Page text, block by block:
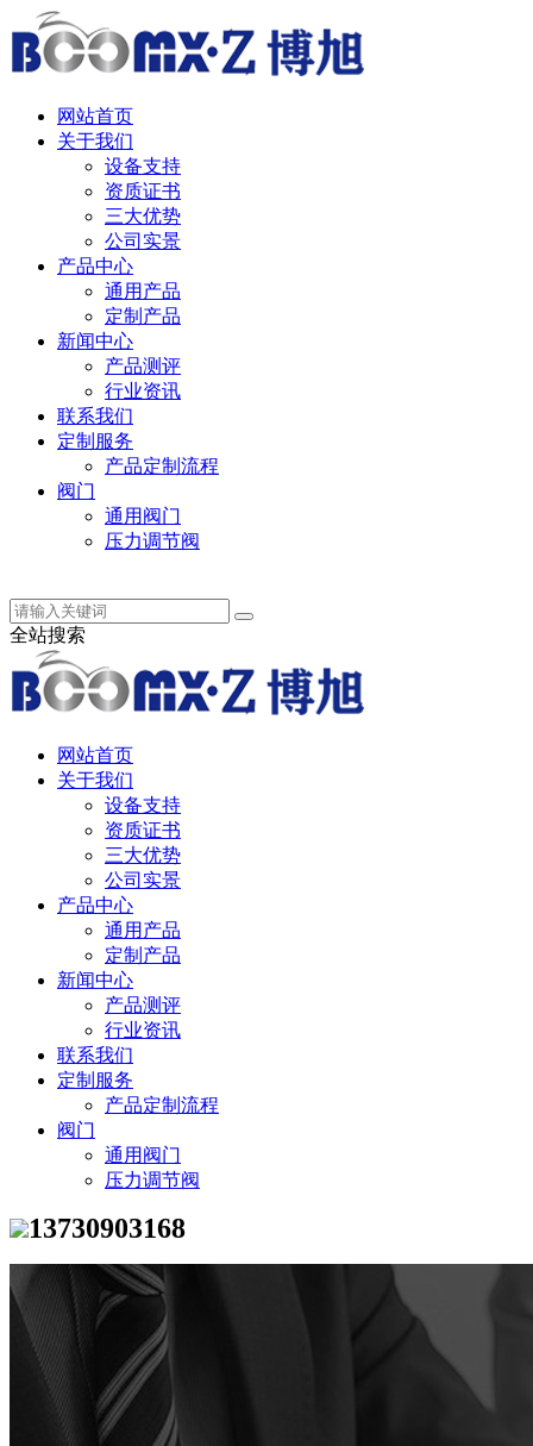
网站首页
关于我们
设备支持
资质证书
三大优势
公司实景
产品中心
通用产品
定制产品
新闻中心
产品测评
行业资讯
联系我们
定制服务
产品定制流程
阀门
通用阀门
压力调节阀
全站搜索
网站首页
关于我们
设备支持
资质证书
三大优势
公司实景
产品中心
通用产品
定制产品
新闻中心
产品测评
行业资讯
联系我们
定制服务
产品定制流程
阀门
通用阀门
压力调节阀
13730903168